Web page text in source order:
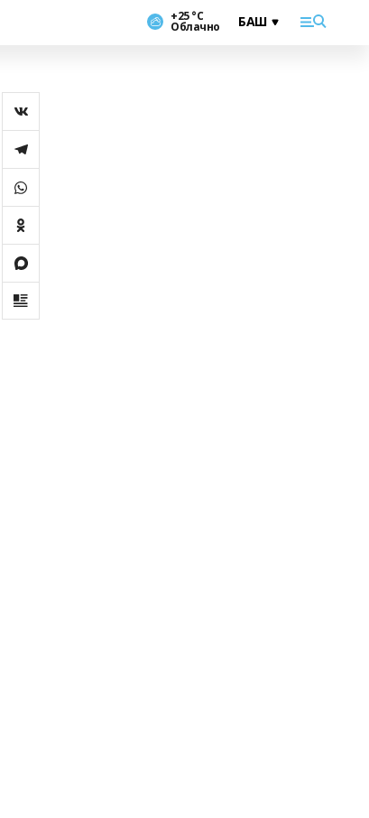
+25 °С
Облачно